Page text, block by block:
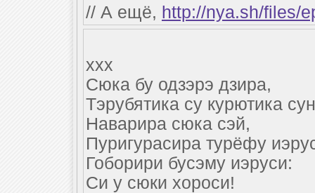
// А ещё, http://nya.sh/files/
xxx
Сюка бу одзэрэ дзира,
Тэрубятика су курютика
Наварира сюка сэй,
Пуригурасира турёфу
Гоборири бусэму иэруси:
Си у сюки хороси!